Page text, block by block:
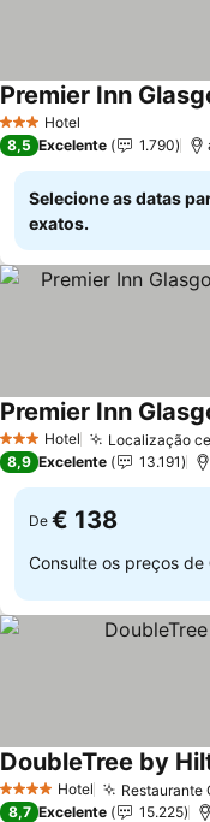
3 EstrelasHotel
Premier Inn
8,5 Excelente 1.790
Selecione as datas
exatos.
3 EstrelasHotel Localização
8,9 Excelente 13.191
De € 138
Consulte os preços de
4 EstrelasHotel Restaurante
DoubleTree by
8,7 Excelente 15.225